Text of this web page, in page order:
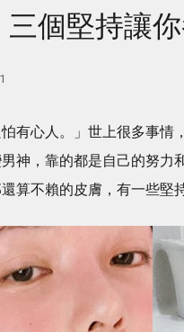
三個堅持讓
有心人。」世上很多事
神，靠的都是自己的努
算不賴的皮膚，有一些堅